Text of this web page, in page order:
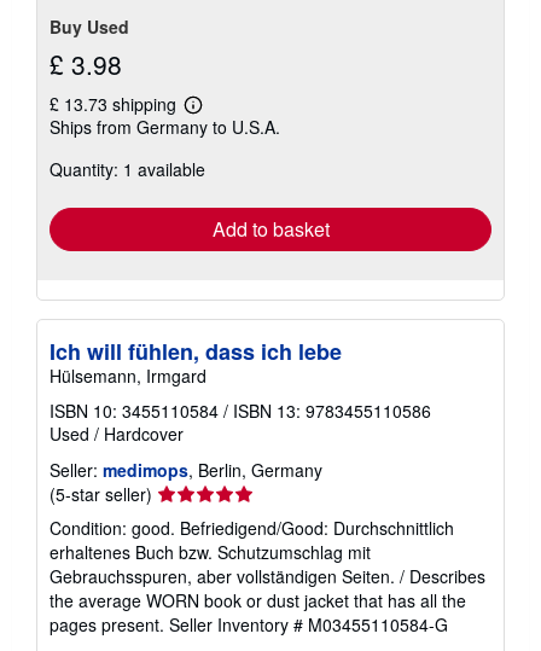
Buy Used
£ 3.98
£ 13.73 shipping
Learn
more
shipping
Ships from Germany to U.S.A.
Quantity: 1 available
Add to basket
Ich will fühlen, dass ich lebe
Hülsemann, Irmgard
ISBN 10: 3455110584 / ISBN 13: 9783455110586
Used / Hardcover
Seller: medimops, Berlin, Germany
(5-star seller) Seller
rating
5
out
of
5
stars
Condition: good. Befriedigend/Good: Durchschnittlich
erhaltenes Buch bzw. Schutzumschlag mit
Gebrauchsspuren, aber vollständigen Seiten. / Describes
the average WORN book or dust jacket that has all the
pages present. Seller Inventory # M03455110584-G